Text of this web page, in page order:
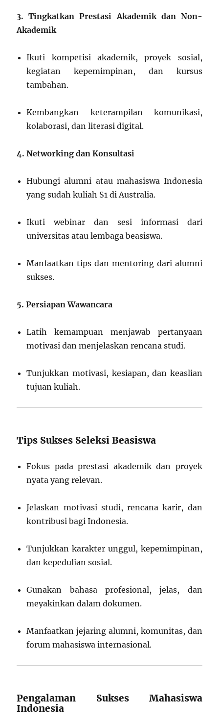
3. Tingkatkan Prestasi Akademik dan Non-
Akademik
Ikuti kompetisi akademik, proyek sosial,
kegiatan kepemimpinan, dan kursus
tambahan.
Kembangkan keterampilan komunikasi,
kolaborasi, dan literasi digital.
4. Networking dan Konsultasi
Hubungi alumni atau mahasiswa Indonesia
yang sudah kuliah S1 di Australia.
Ikuti webinar dan sesi informasi dari
universitas atau lembaga beasiswa.
Manfaatkan tips dan mentoring dari alumni
sukses.
5. Persiapan Wawancara
Latih kemampuan menjawab pertanyaan
motivasi dan menjelaskan rencana studi.
Tunjukkan motivasi, kesiapan, dan keaslian
tujuan kuliah.
Tips Sukses Seleksi Beasiswa
Fokus pada prestasi akademik dan proyek
nyata yang relevan.
Jelaskan motivasi studi, rencana karir, dan
kontribusi bagi Indonesia.
Tunjukkan karakter unggul, kepemimpinan,
dan kepedulian sosial.
Gunakan bahasa profesional, jelas, dan
meyakinkan dalam dokumen.
Manfaatkan jejaring alumni, komunitas, dan
forum mahasiswa internasional.
Pengalaman Sukses Mahasiswa
Indonesia